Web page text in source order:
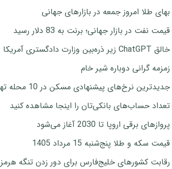
بهای طلا امروز جمعه در بازارهای جهانی
قیمت نفت در بازار جهانی؛ برنت به 83 دلار رسید
خالق ChatGPT زیر ذره‌بین وزارت دادگستری آمریکا
زمزمه گرانی دوباره شیر خام
جدیدترین نرخ‌های پیشنهادی مسکن در 10 محله تهران
تعداد حساب‌های بانکی‌تان را اینجا مشاهده کنید
پروازهای برقی اروپا تا 2030 آغاز می‌شود
قیمت سکه و طلا پنج‌شنبه 15 مرداد 1405
رقابت کشورهای خلیج‌فارس برای دور زدن تنگه هرمز